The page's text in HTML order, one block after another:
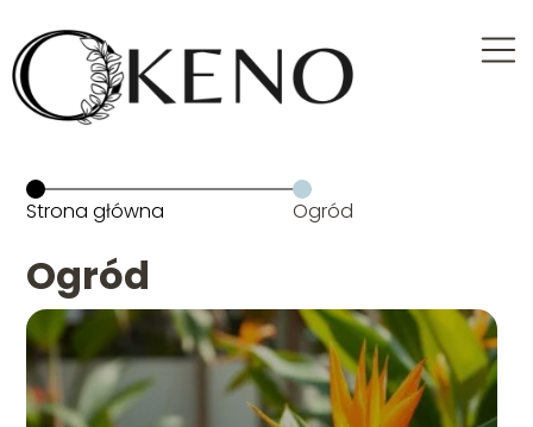
Strona główna Ogród
Ogród